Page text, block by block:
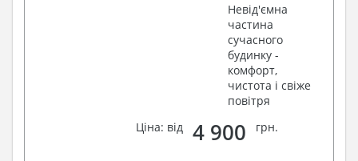
Невід'ємна
частина
сучасного
будинку -
комфорт,
чистота і свіже
повітря
Ціна: від
4 900 грн.